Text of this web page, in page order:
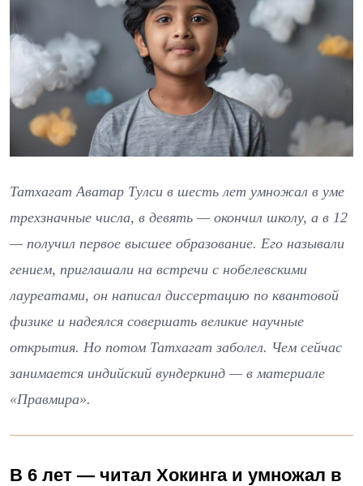
Татхагат Аватар Тулси в шесть лет умножал в уме
трехзначные числа, в девять — окончил школу, а в 12
— получил первое высшее образование. Его называли
гением, приглашали на встречи с нобелевскими
лауреатами, он написал диссертацию по квантовой
физике и надеялся совершать великие научные
открытия. Но потом Татхагат заболел. Чем сейчас
занимается индийский вундеркинд — в материале
«Правмира».
В 6 лет — читал Хокинга и умножал в